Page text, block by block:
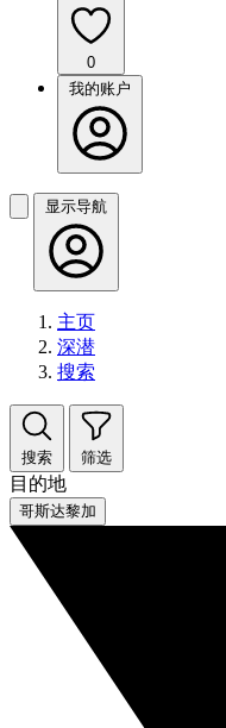
0
我的账户
显示导航
主页
深潜
搜索
搜索 筛选
目的地
哥斯达黎加